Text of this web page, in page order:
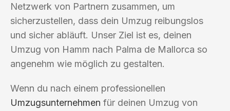
Netzwerk von Partnern zusammen, um
sicherzustellen, dass dein Umzug reibungslos
und sicher abläuft. Unser Ziel ist es, deinen
Umzug von Hamm nach Palma de Mallorca so
angenehm wie möglich zu gestalten.
Wenn du nach einem professionellen
Umzugsunternehmen für deinen Umzug von